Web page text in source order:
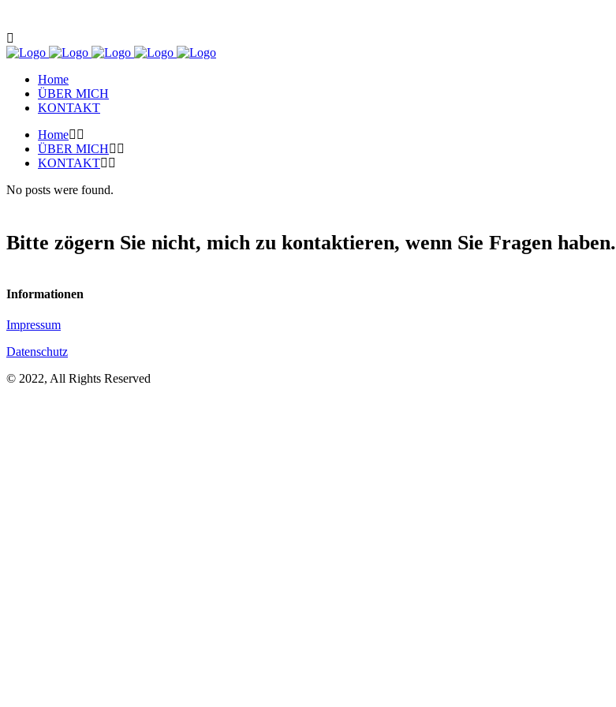
Home
ÜBER MICH
KONTAKT
Home
ÜBER MICH
KONTAKT
No posts were found.
Bitte zögern Sie nicht, mich zu kontaktieren, wenn Sie Fragen haben.
Informationen
Impressum
Datenschutz
© 2022, All Rights Reserved